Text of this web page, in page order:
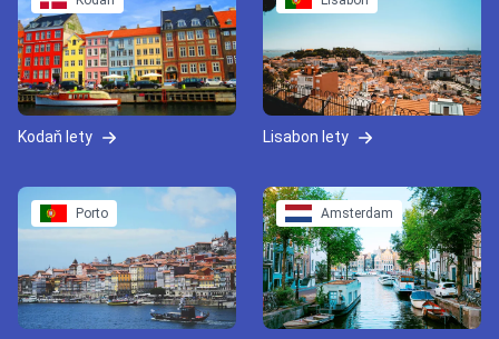
Kodaň lety Lisabon lety
Porto Amsterdam